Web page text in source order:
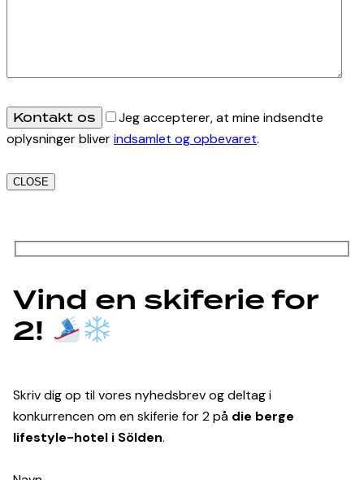
Jeg accepterer, at mine indsendte
oplysninger bliverindsamlet og opbevaret.
CLOSE
Vind en skiferie for
2!
Skriv dig op til vores nyhedsbrev og deltag i
konkurrencen om en skiferie for 2 på die berge
lifestyle-hotel i Sölden.